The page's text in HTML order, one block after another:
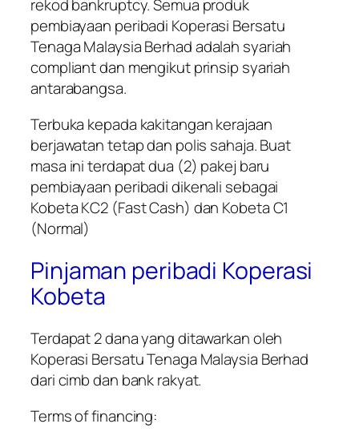
rekod bankruptcy. Semua produk
pembiayaan peribadi Koperasi Bersatu
Tenaga Malaysia Berhadadalah syariah
compliant dan mengikut prinsip syariah
antarabangsa.
Terbuka kepada kakitangan kerajaan
berjawatan tetap dan polis sahaja. Buat
masa ini terdapat dua (2) pakej baru
pembiayaan peribadi dikenali sebagai
Kobeta KC2 (Fast Cash) dan Kobeta C1
(Normal)
Pinjaman peribadi Koperasi
Kobeta
Terdapat 2 dana yang ditawarkan oleh
Koperasi Bersatu Tenaga Malaysia Berhad
dari cimb dan bank rakyat.
Terms of financing: